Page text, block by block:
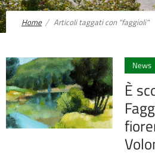
Home Articoli taggati con "faggioli"
News
È